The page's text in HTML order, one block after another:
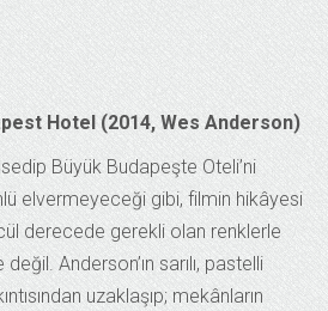
Hotel (2014, Wes Anderson)
Büyük Budapeşte Oteli’ni
elvermeyeceği gibi, filmin hikâyesi
derecede gerekli olan renklerle
Anderson’ın sarılı, pastelli
uzaklaşıp; mekânların